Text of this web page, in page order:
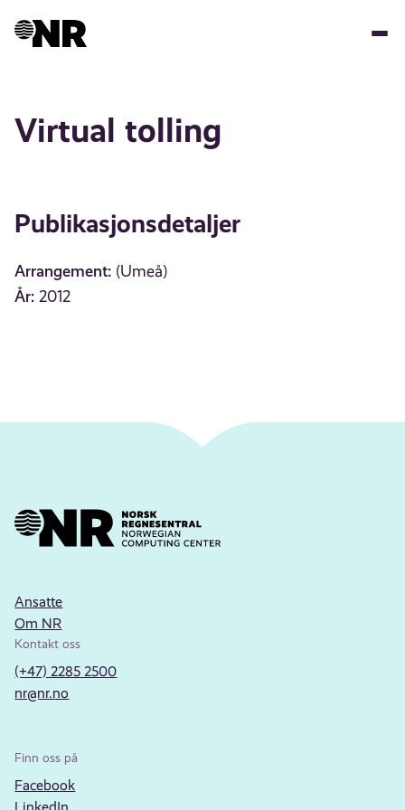
Virtual tolling
Publikasjonsdetaljer
Arrangement: (Umeå)
År: 2012
Ansatte
Om NR
Kontakt oss
(+47) 2285 2500
nr@nr.no
Finn oss på
Facebook